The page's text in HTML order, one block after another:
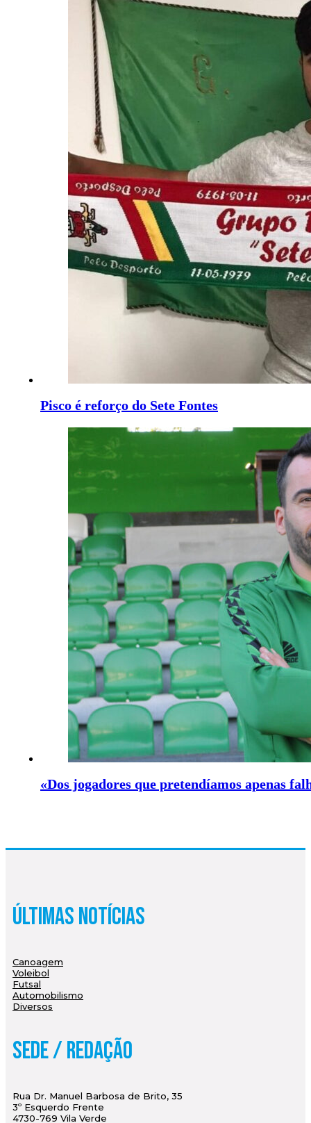
Pisco é reforço do Sete Fontes
«Dos jogadores que pretendíamos apenas
Últimas Notícias
Canoagem
Voleibol
Futsal
Automobilismo
Diversos
Sede / Redação
Rua Dr. Manuel Barbosa de Brito, 35
3º Esquerdo Frente
4730-769 Vila Verde